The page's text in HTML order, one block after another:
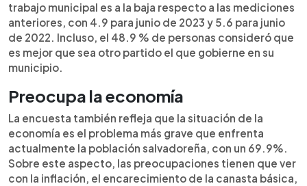
trabajo municipal es a la baja respecto a las mediciones
anteriores, con 4.9 para junio de 2023 y 5.6 para junio
de 2022. Incluso, el 48.9 % de personas consideró que
es mejor que sea otro partido el que gobierne en su
municipio.
Preocupa la economía
La encuesta también refleja que la situación de la
economía es el problema más grave que enfrenta
actualmente la población salvadoreña, con un 69.9%.
Sobre este aspecto, las preocupaciones tienen que ver
con la inflación, el encarecimiento de la canasta básica,